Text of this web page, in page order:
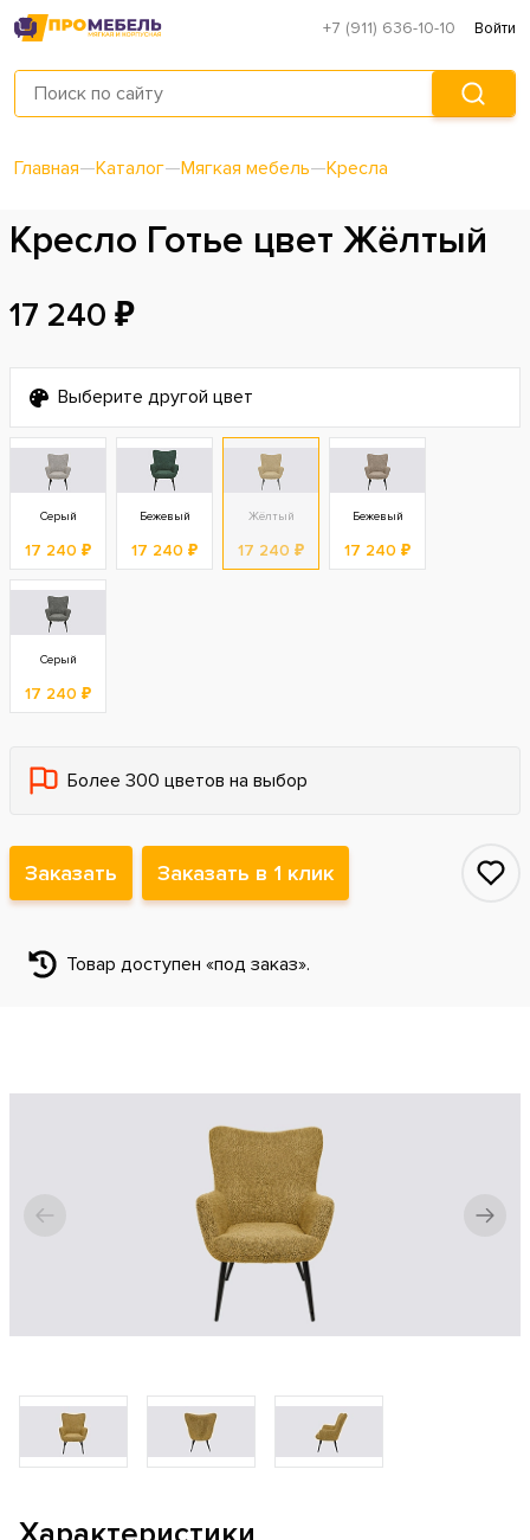
+7 (911) 636-10-10 Войти
Главная—Каталог—Мягкая мебель—Кресла
Кресло Готье цвет Жёлтый
17 240 ₽
Выберите другой цвет
Серый
17 240 ₽
Бежевый
17 240 ₽
Жёлтый
17 240 ₽
Бежевый
17 240 ₽
Серый
17 240 ₽
Более 300 цветов на выбор
Заказать Заказать в 1 клик
Товар доступен «под заказ».